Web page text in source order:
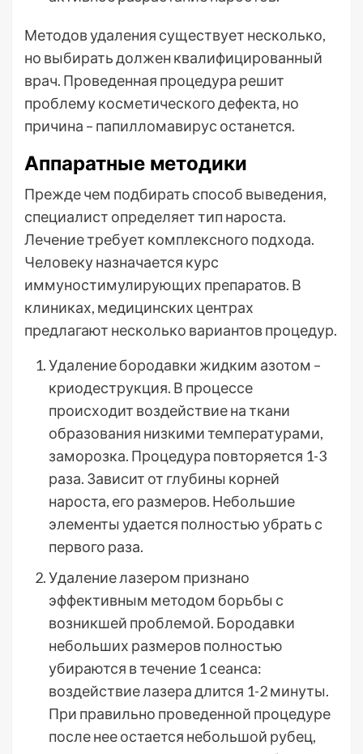
Методов удаления существует несколько,
но выбирать должен квалифицированный
врач. Проведенная процедура решит
проблему косметического дефекта, но
причина – папилломавирус останется.
Аппаратные методики
Прежде чем подбирать способ выведения,
специалист определяет тип нароста.
Лечение требует комплексного подхода.
Человеку назначается курс
иммуностимулирующих препаратов. В
клиниках, медицинских центрах
предлагают несколько вариантов процедур.
Удаление бородавки жидким азотом –
криодеструкция. В процессе
происходит воздействие на ткани
образования низкими температурами,
заморозка. Процедура повторяется 1-3
раза. Зависит от глубины корней
нароста, его размеров. Небольшие
элементы удается полностью убрать с
первого раза.
Удаление лазером признано
эффективным методом борьбы с
возникшей проблемой. Бородавки
небольших размеров полностью
убираются в течение 1 сеанса:
воздействие лазера длится 1-2 минуты.
При правильно проведенной процедуре
после нее остается небольшой рубец,